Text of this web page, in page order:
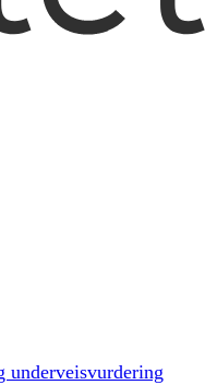
underveisvurdering